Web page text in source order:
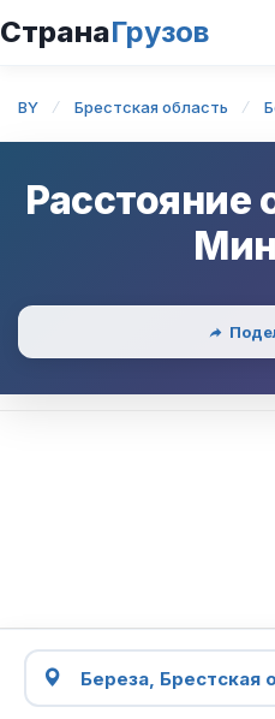
СтранаГрузов
BY Брестская область
Расстояние